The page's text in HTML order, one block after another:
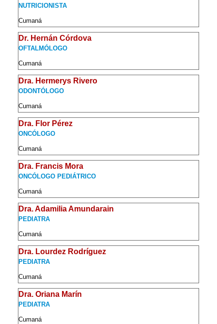
NUTRICIONISTA
Cumaná
Dr. Hernán Córdova
OFTALMÓLOGO
Cumaná
Dra. Hermerys Rivero
ODONTÓLOGO
Cumaná
Dra. Flor Pérez
ONCÓLOGO
Cumaná
Dra. Francis Mora
ONCÓLOGO PEDIÁTRICO
Cumaná
Dra. Adamilia Amundarain
PEDIATRA
Cumaná
Dra. Lourdez Rodríguez
PEDIATRA
Cumaná
Dra. Oriana Marín
PEDIATRA
Cumaná